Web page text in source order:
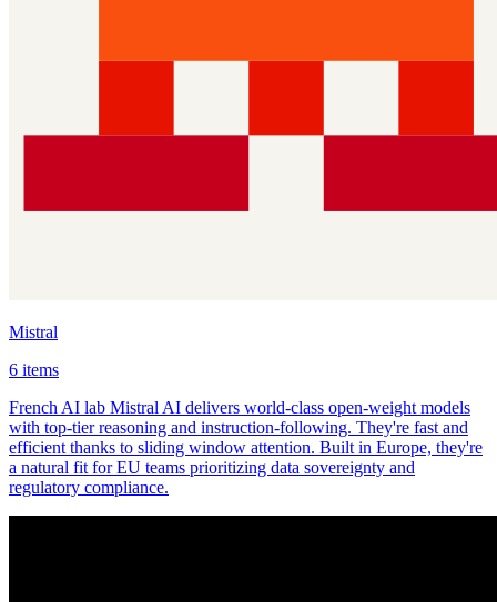
Mistral
6 items
French AI lab Mistral AI delivers world-class open-weight models
with top-tier reasoning and instruction-following. They're fast and
efficient thanks to sliding window attention. Built in Europe, they're
a natural fit for EU teams prioritizing data sovereignty and
regulatory compliance.